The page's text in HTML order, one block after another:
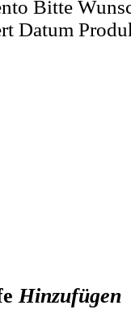
Bitte
Datum
Hinzufügen